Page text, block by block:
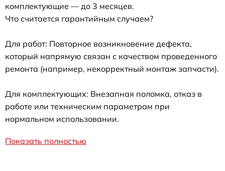
комплектующие — до 3 месяцев.
Что считается гарантийным случаем?
Для работ: Повторное возникновение дефекта,
который напрямую связан с качеством проведенного
ремонта (например, некорректный монтаж запчасти).
Для комплектующих: Внезапная поломка, отказ в
работе или техническим параметрам при
нормальном использовании.
Показать полностью